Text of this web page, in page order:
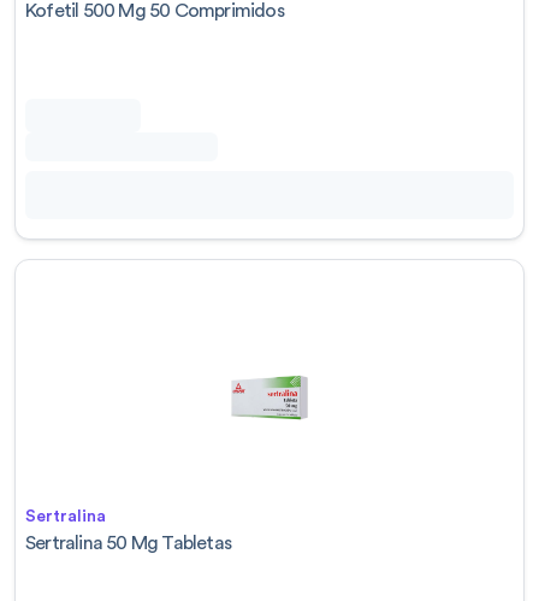
Kofetil 500 Mg 50 Comprimidos
Sertralina
Sertralina 50 Mg Tabletas